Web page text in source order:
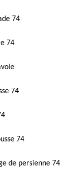
74
74
74
74
de persienne 74